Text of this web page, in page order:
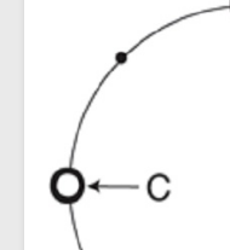
برگزار
سکانسی
موسیقی